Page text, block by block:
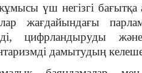
үш негізгі бағытқа
жағдайындағы
цифрландыруды
дамытудың